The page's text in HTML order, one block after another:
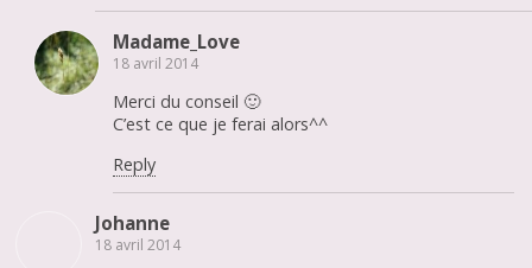
Madame_Love
18 avril 2014
Merci du conseil 🙂
C’est ce que je ferai alors^^
Reply
Johanne
18 avril 2014